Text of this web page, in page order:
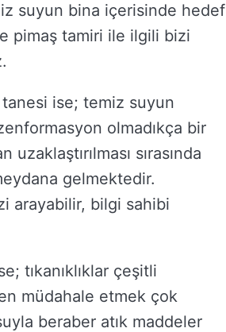
suyun bina içerisinde hedef
pimaş tamiri ile ilgili bizi
ise; temiz suyun
olmadıkça bir
sırasında
gelmektedir.
arayabilir, bilgi sahibi
tıkanıklıklar çeşitli
müdahale etmek çok
beraber atık maddeler